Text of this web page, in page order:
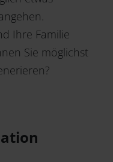
Ihre Familie
Sie möglichst